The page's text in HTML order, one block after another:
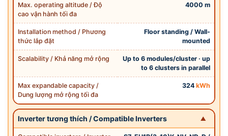
Max. operating altitude / Độ
cao vận hành tối đa
4000 m
Installation method / Phương
thức lắp đặt
Floor standing / Wall-
mounted
Scalability / Khả năng mở rộng
Up to 6 modules/cluster · up
to 6 clusters in parallel
Max expandable capacity /
Dung lượng mở rộng tối đa
324 kWh
Inverter tương thích / Compatible Inverters